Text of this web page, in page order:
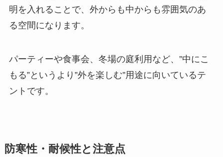
明を入れることで、外からも中からも雰囲気のあ
る空間になります。
パーティーや食事会、冬場の庭利用など、”中にこ
もる”というより”外を楽しむ”用途に向いているテ
ントです。
防寒性・耐候性と注意点